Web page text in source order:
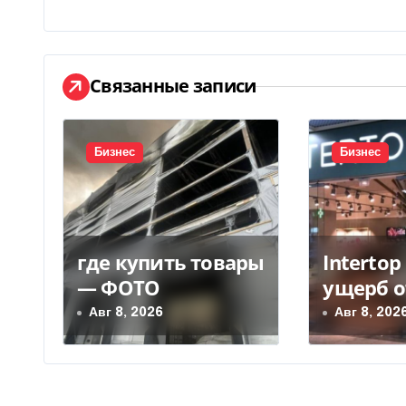
в
и
г
а
ц
и
я
п
о
з
Связанные записи
Бизнес
где купить товары
— ФОТО
Авг 8, 2026
Бизнес
ущерб
склада
грн
Авг 8,